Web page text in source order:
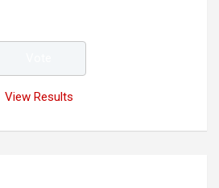
View Results